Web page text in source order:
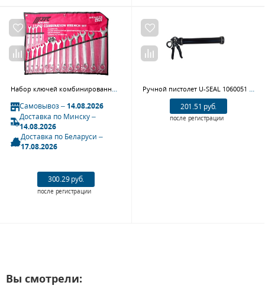
Набор ключей комбинированных в планшете JTC AE2417S (8-27 мм, 17 предметов)
Самовывоз –14.08.2026
Доставка по Минску –
14.08.2026
Доставка по Беларуси –
17.08.2026
300.29 руб.
после регистрации
Ручной пистолет U-SEAL 1060051 PS 395 профессиональный
201.51 руб.
после регистрации
Вы смотрели: